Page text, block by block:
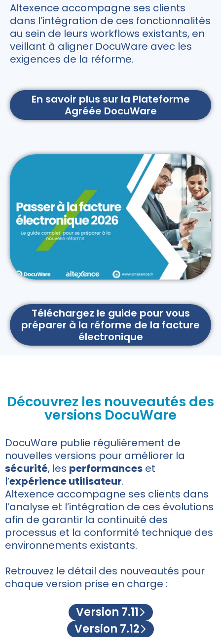
Altexence accompagne ses clients
dans l’intégration de ces fonctionnalités
au sein de leurs workflows existants, en
veillant à aligner DocuWare avec les
exigences de la réforme.
En savoir plus sur la Plateforme
Agréée DocuWare
Téléchargez le guide pour vous
préparer à la réforme de la facture
électronique
Découvrez les nouveautés des
versions DocuWare
DocuWare publie régulièrement de
nouvelles versions pour améliorer la
sécurité, les performances et
l’expérience utilisateur.
Altexence accompagne ses clients dans
l’analyse et l’intégration de ces évolutions
afin de garantir la continuité des
processus et la conformité technique des
environnements existants.
Retrouvez le détail des nouveautés pour
chaque version prise en charge :
Version 7.11
Version 7.12